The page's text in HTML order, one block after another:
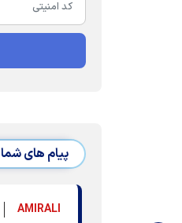
پیام های شما
AMIRALI